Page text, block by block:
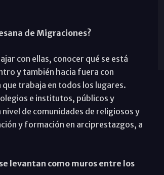
de Migraciones?
con ellas, conocer qué se está
y también hacia fuera con
que trabaja en todos los lugares.
e institutos, públicos y
de comunidades de religiosos y
y formación en arciprestazgos, a
levantan como muros entre los